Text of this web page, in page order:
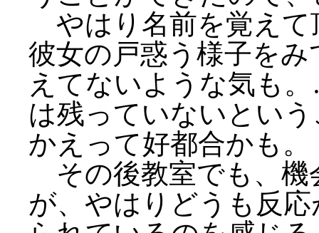
やはり名前を覚えて
彼女の戸惑う様子を
えてないような気も
は残っていないとい
かえって好都合かも。
その後教室でも、機
が、やはりどうも反